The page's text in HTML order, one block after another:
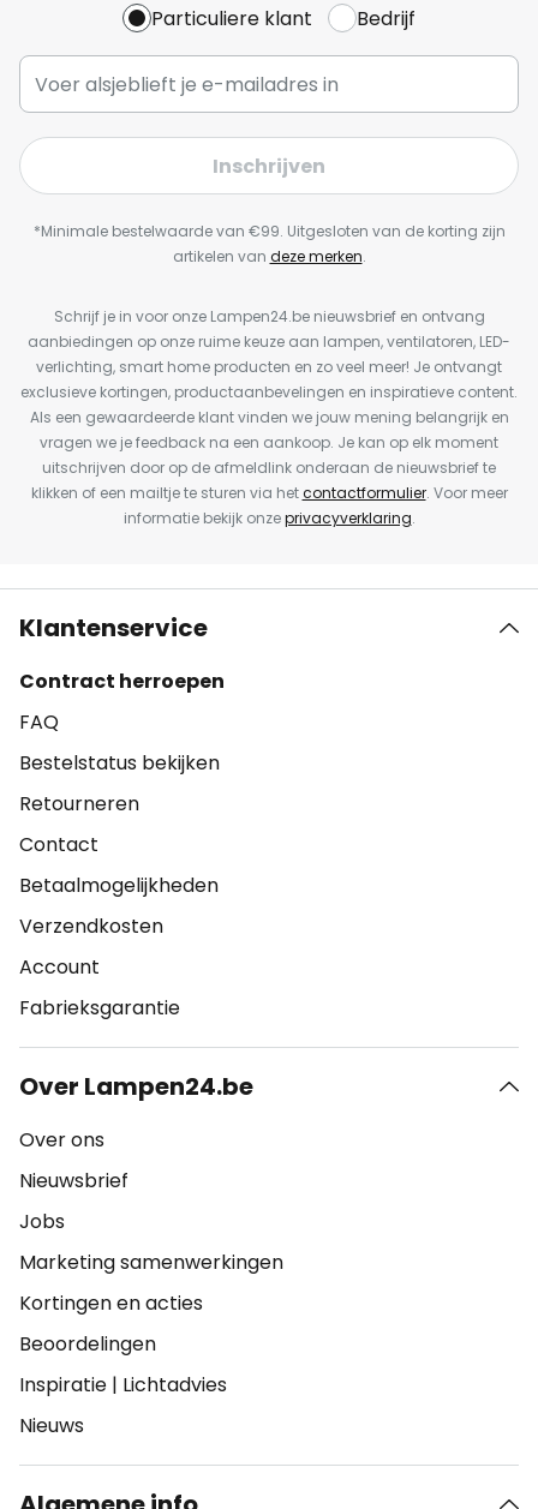
Particuliere klant Bedrijf
Inschrijven
*Minimale bestelwaarde van €99. Uitgesloten van de korting zijn
artikelen van deze merken.
Schrijf je in voor onze Lampen24.be nieuwsbrief en ontvang
aanbiedingen op onze ruime keuze aan lampen, ventilatoren, LED-
verlichting, smart home producten en zo veel meer! Je ontvangt
exclusieve kortingen, productaanbevelingen en inspiratieve content.
Als een gewaardeerde klant vinden we jouw mening belangrijk en
vragen we je feedback na een aankoop. Je kan op elk moment
uitschrijven door op de afmeldlink onderaan de nieuwsbrief te
klikken of een mailtje te sturen via hetcontactformulier. Voor meer
informatie bekijk onzeprivacyverklaring.
Klantenservice
Contract herroepen
FAQ
Bestelstatus bekijken
Retourneren
Contact
Betaalmogelijkheden
Verzendkosten
Account
Fabrieksgarantie
Over Lampen24.be
Over ons
Nieuwsbrief
Jobs
Marketing samenwerkingen
Kortingen en acties
Beoordelingen
Inspiratie | Lichtadvies
Nieuws